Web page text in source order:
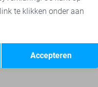
Opslaan
te klikken onder aan
Accepteren